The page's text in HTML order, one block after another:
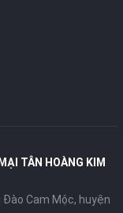
TÂN HOÀNG KIM
Cam Mộc, huyện